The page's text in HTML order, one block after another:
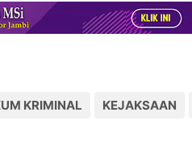
KRIMINAL KEJAKSAAN